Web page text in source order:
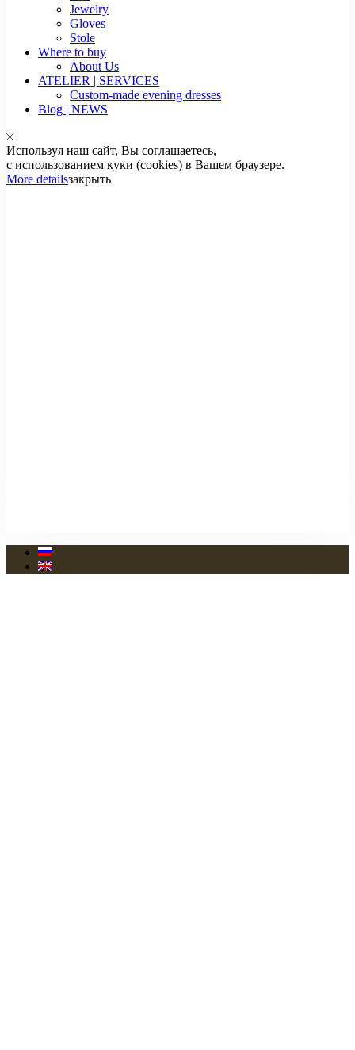
Jewelry
Gloves
Stole
Where to buy
About Us
ATELIER | SERVICES
Custom-made evening dresses
Blog | NEWS
Используя наш сайт, Вы соглашаетесь,
с использованием куки (cookies) в Вашем браузере.
More detailsзакрыть